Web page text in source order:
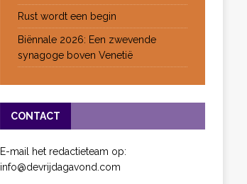
Rust wordt een begin
Biënnale 2026: Een zwevende
synagoge boven Venetië
CONTACT
E-mail het redactieteam op:
info@devrijdagavond.com